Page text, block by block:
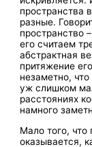
пространства
разные.
пространство
его считаем
абстрактная
притяжение
незаметно,
уж слишком
расстояниях
намного
Мало того, что
оказывается,